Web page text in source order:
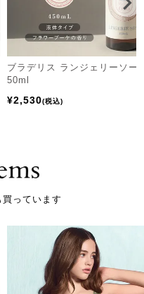
ブラデリス ランジェリーソー
50ml
¥2,530 税込
っています